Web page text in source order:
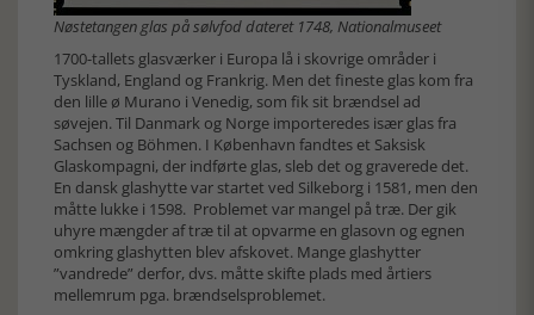
Nøstetangen glas på sølvfod dateret 1748, Nationalmuseet
1700-tallets glasværker i Europa lå i skovrige områder i
Tyskland, England og Frankrig. Men det fineste glas kom fra
den lille ø Murano i Venedig, som fik sit brændsel ad
søvejen. Til Danmark og Norge importeredes især glas fra
Sachsen og Böhmen. I København fandtes et Saksisk
Glaskompagni, der indførte glas, sleb det og graverede det.
En dansk glashytte var startet ved Silkeborg i 1581, men den
måtte lukke i 1598. Problemet var mangel på træ. Der gik
uhyre mængder af træ til at opvarme en glasovn og egnen
omkring glashytten blev afskovet. Mange glashytter
”vandrede” derfor, dvs. måtte skifte plads med årtiers
mellemrum pga. brændselsproblemet.